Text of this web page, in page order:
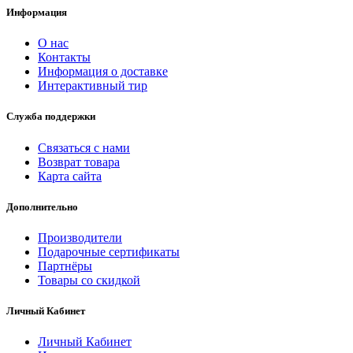
Информация
О нас
Контакты
Информация о доставке
Интерактивный тир
Служба поддержки
Связаться с нами
Возврат товара
Карта сайта
Дополнительно
Производители
Подарочные сертификаты
Партнёры
Товары со скидкой
Личный Кабинет
Личный Кабинет